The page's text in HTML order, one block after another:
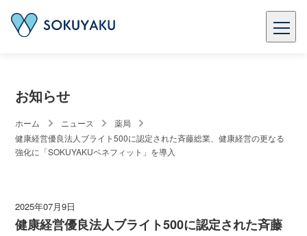
お知らせ
ホーム ニュース
薬局
健康経営優良法人ブライト500に認定された斉藤総業、健康経営の更なる
強化に「SOKUYAKUベネフィット」を導入
2025年07月9日
健康経営優良法人ブライト500に認定された斉藤